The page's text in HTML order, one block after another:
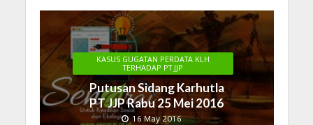
KASUS GUGATAN PERDATA KLH
TERHADAP PT JJP
Putusan Sidang Karhutla
PT JJP Rabu 25 Mei 2016
16 May 2016